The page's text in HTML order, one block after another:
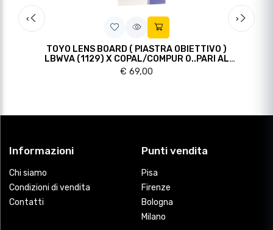
‹ ›
TOYO LENS BOARD ( PIASTRA OBIETTIVO )
LBWVA (1129) X COPAL/COMPUR 0..PARI AL
NUOVO
€ 69,00
Informazioni
Chi siamo
Condizioni di vendita
Contatti
Punti vendita
Pisa
Firenze
Bologna
Milano